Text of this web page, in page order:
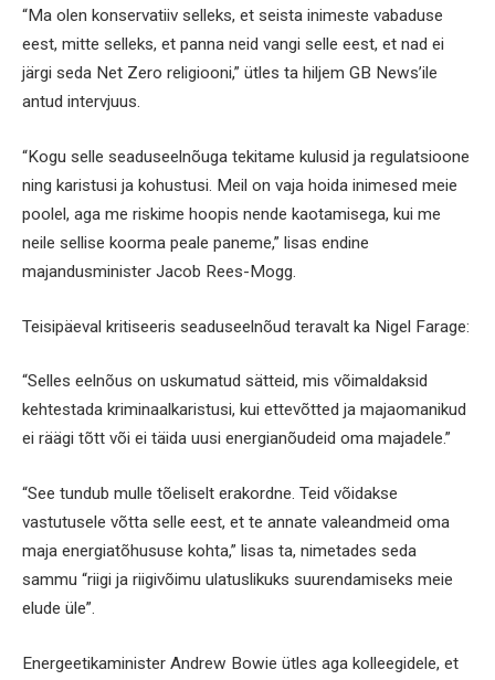
“Ma olen konservatiiv selleks, et seista inimeste vabaduse
eest, mitte selleks, et panna neid vangi selle eest, et nad ei
järgi seda Net Zero religiooni,” ütles ta hiljem GB News’ile
antud intervjuus.
“Kogu selle seaduseelnõuga tekitame kulusid ja regulatsioone
ning karistusi ja kohustusi. Meil on vaja hoida inimesed meie
poolel, aga me riskime hoopis nende kaotamisega, kui me
neile sellise koorma peale paneme,” lisas endine
majandusminister Jacob Rees-Mogg.
Teisipäeval kritiseeris seaduseelnõud teravalt ka Nigel Farage:
“Selles eelnõus on uskumatud sätteid, mis võimaldaksid
kehtestada kriminaalkaristusi, kui ettevõtted ja majaomanikud
ei räägi tõtt või ei täida uusi energianõudeid oma majadele.”
“See tundub mulle tõeliselt erakordne. Teid võidakse
vastutusele võtta selle eest, et te annate valeandmeid oma
maja energiatõhususe kohta,” lisas ta, nimetades seda
sammu “riigi ja riigivõimu ulatuslikuks suurendamiseks meie
elude üle”.
Energeetikaminister Andrew Bowie ütles aga kolleegidele, et